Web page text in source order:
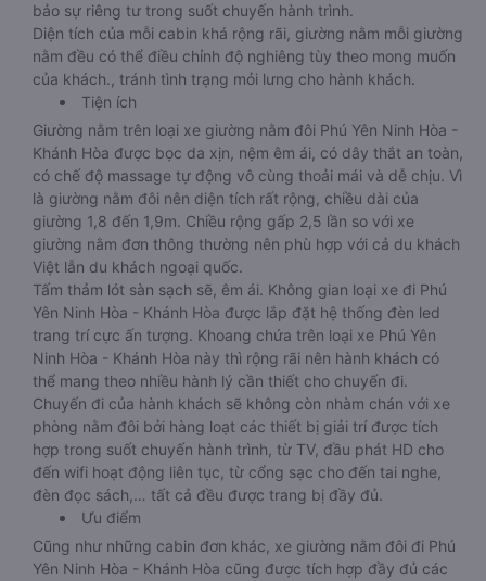
bảo sự riêng tư trong suốt chuyến hành trình.
Diện tích của mỗi cabin khá rộng rãi, giường nằm mỗi giường
nằm đều có thể điều chỉnh độ nghiêng tùy theo mong muốn
của khách., tránh tình trạng mỏi lưng cho hành khách.
Tiện ích
Giường nằm trên loại xe giường nằm đôi Phú Yên Ninh Hòa -
Khánh Hòa được bọc da xịn, nệm êm ái, có dây thắt an toàn,
có chế độ massage tự động vô cùng thoải mái và dễ chịu. Vì
là giường nằm đôi nên diện tích rất rộng, chiều dài của
giường 1,8 đến 1,9m. Chiều rộng gấp 2,5 lần so với xe
giường nằm đơn thông thường nên phù hợp với cả du khách
Việt lẫn du khách ngoại quốc.
Tấm thảm lót sàn sạch sẽ, êm ái. Không gian loại xe đi Phú
Yên Ninh Hòa - Khánh Hòa được lắp đặt hệ thống đèn led
trang trí cực ấn tượng. Khoang chứa trên loại xe Phú Yên
Ninh Hòa - Khánh Hòa này thì rộng rãi nên hành khách có
thể mang theo nhiều hành lý cần thiết cho chuyến đi.
Chuyến đi của hành khách sẽ không còn nhàm chán với xe
phòng nằm đôi bởi hàng loạt các thiết bị giải trí được tích
hợp trong suốt chuyến hành trình, từ TV, đầu phát HD cho
đến wifi hoạt động liên tục, từ cổng sạc cho đến tai nghe,
đèn đọc sách,… tất cả đều được trang bị đầy đủ.
Ưu điểm
Cũng như những cabin đơn khác, xe giường nằm đôi đi Phú
Yên Ninh Hòa - Khánh Hòa cũng được tích hợp đầy đủ các